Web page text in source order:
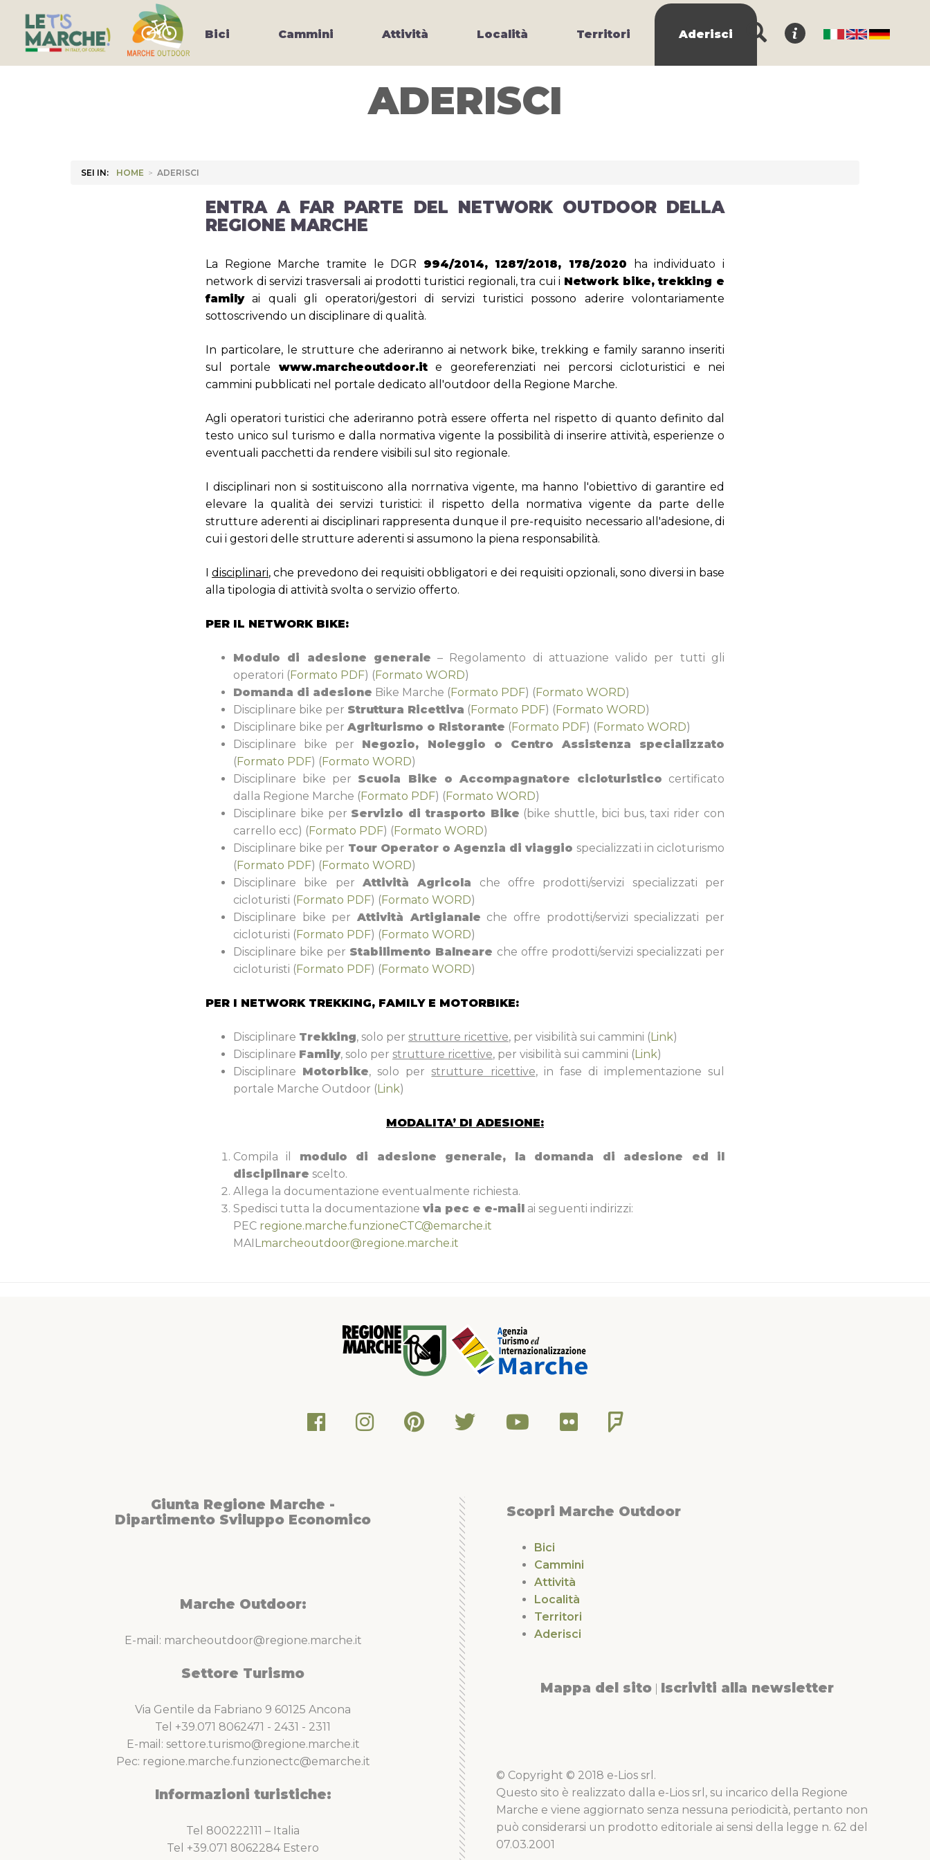
Bici Cammini Attività Località Territori Aderisci
ADERISCI
SEI IN: HOME > ADERISCI
ENTRA A FAR PARTE DEL NETWORK OUTDOOR DELLA
REGIONE MARCHE
La Regione Marche tramite le DGR 994/2014, 1287/2018, 178/2020 ha individuato i
network di servizi trasversali ai prodotti turistici regionali, tra cui i Network bike, trekking e
familyai quali gli operatori/gestori di servizi turistici possono aderire volontariamente
sottoscrivendo un disciplinare di qualità.
In particolare, le strutture che aderiranno ai network bike, trekking e family saranno inseriti
sul portale www.marcheoutdoor.ite georeferenziati nei percorsi cicloturistici e nei
cammini pubblicati nel portale dedicato all'outdoor della Regione Marche.
Agli operatori turistici che aderiranno potrà essere offerta nel rispetto di quanto definito dal
testo unico sul turismo e dalla normativa vigente la possibilità di inserire attività, esperienze o
eventuali pacchetti da rendere visibili sul sito regionale.
I disciplinari non si sostituiscono alla norrnativa vigente, ma hanno l'obiettivo di garantire ed
elevare la qualità dei servizi turistici: il rispetto della normativa vigente da parte delle
strutture aderenti ai disciplinari rappresenta dunque il pre-requisito necessario all'adesione, di
cui i gestori delle strutture aderenti si assumono la piena responsabilità.
Idisciplinari, che prevedono dei requisiti obbligatori e dei requisiti opzionali, sono diversi in base
alla tipologia di attività svolta o servizio offerto.
PER IL NETWORK BIKE:
Modulo di adesione generale – Regolamento di attuazione valido per tutti gli
operatori (Formato PDF) (Formato WORD)
Domanda di adesione Bike Marche (Formato PDF) (Formato WORD)
Disciplinare bike per Struttura Ricettiva (Formato PDF) (Formato WORD)
Disciplinare bike per Agriturismo o Ristorante (Formato PDF) (Formato WORD)
Disciplinare bike per Negozio, Noleggio o Centro Assistenza specializzato
(Formato PDF) (Formato WORD)
Disciplinare bike per Scuola Bike o Accompagnatore cicloturistico certificato
dalla Regione Marche (Formato PDF) (Formato WORD)
Disciplinare bike per Servizio di trasporto Bike (bike shuttle, bici bus, taxi rider con
carrello ecc) (Formato PDF) (Formato WORD)
Disciplinare bike per Tour Operator o Agenzia di viaggio specializzati in cicloturismo
(Formato PDF) (Formato WORD)
Disciplinare bike per Attività Agricola che offre prodotti/servizi specializzati per
cicloturisti (Formato PDF) (Formato WORD)
Disciplinare bike per Attività Artigianale che offre prodotti/servizi specializzati per
cicloturisti (Formato PDF) (Formato WORD)
Disciplinare bike per Stabilimento Balneare che offre prodotti/servizi specializzati per
cicloturisti (Formato PDF) (Formato WORD)
PER I NETWORK TREKKING, FAMILY E MOTORBIKE:
Disciplinare Trekking, solo per strutture ricettive, per visibilità sui cammini (Link)
Disciplinare Family, solo per strutture ricettive, per visibilità sui cammini (Link)
Disciplinare Motorbike, solo perstrutture ricettive, in fase di implementazione sul
portale Marche Outdoor (Link)
MODALITA’ DI ADESIONE:
Compila il modulo di adesione generale, la domanda di adesione ed il
disciplinare scelto.
Allega la documentazione eventualmente richiesta.
Spedisci tutta la documentazione via pec e e-mail ai seguenti indirizzi:
PEC regione.marche.funzioneCTC@emarche.it
MAILmarcheoutdoor@regione.marche.it
Giunta Regione Marche -
Dipartimento Sviluppo Economico
Marche Outdoor:
E-mail: marcheoutdoor@regione.marche.it
Settore Turismo
Via Gentile da Fabriano 9 60125 Ancona
Tel +39.071 8062471 - 2431 - 2311
E-mail: settore.turismo@regione.marche.it
Pec: regione.marche.funzionectc@emarche.it
Informazioni turistiche:
Tel 800222111 – Italia
Tel +39.071 8062284 Estero
Scopri Marche Outdoor
Bici
Cammini
Attività
Località
Territori
Aderisci
Mappa del sito Iscriviti alla newsletter
© Copyright © 2018 e-Lios srl.
Questo sito è realizzato dalla e-Lios srl, su incarico della Regione
Marche e viene aggiornato senza nessuna periodicità, pertanto non
può considerarsi un prodotto editoriale ai sensi della legge n. 62 del
07.03.2001